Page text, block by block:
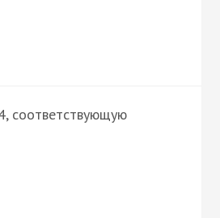
соответствующую